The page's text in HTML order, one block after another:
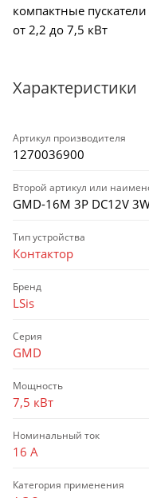
компактные
от 2,2 до 7,5 кВт
Характеристики
Артикул производителя
1270036900
Второй артикул или
GMD-16M 3Р DC12V
Тип устройства
Контактор
Бренд
LSis
Серия
GMD
Мощность
7,5 кВт
Номинальный ток
16 А
Категория применения